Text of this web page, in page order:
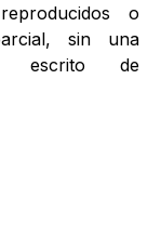
o
sin una
escrito de